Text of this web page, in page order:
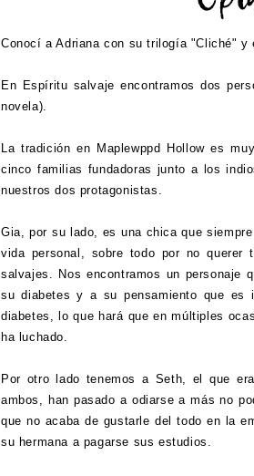
Conocí a Adriana con su trilogía "Cliché"
En Espíritu salvaje encontramos dos
novela).
La tradición en Maplewppd Hollow es
cinco familias fundadoras junto a los
nuestros dos protagonistas.
Gia, por su lado, es una chica que
vida personal, sobre todo por no querer
salvajes. Nos encontramos un personaje
su diabetes y a su pensamiento que es
diabetes, lo que hará que en múltiples
ha luchado.
Por otro lado tenemos a Seth, el que
ambos, han pasado a odiarse a más no
que no acaba de gustarle del todo en la
su hermana a pagarse sus estudios.